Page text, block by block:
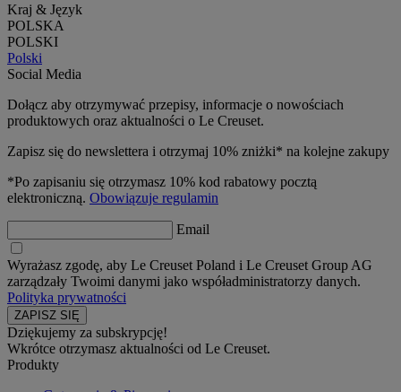
Kraj & Język
POLSKA
POLSKI
Polski
Social Media
Dołącz aby otrzymywać przepisy, informacje o nowościach
produktowych oraz aktualności o Le Creuset.
Zapisz się do newslettera i otrzymaj 10% zniżki* na kolejne zakupy
*Po zapisaniu się otrzymasz 10% kod rabatowy pocztą
elektroniczną. Obowiązuje regulamin
Email
Wyrażasz zgodę, aby Le Creuset Poland i Le Creuset Group AG
zarządzały Twoimi danymi jako współadministratorzy danych.
Polityka prywatności
Dziękujemy za subskrypcję!
Wkrótce otrzymasz aktualności od Le Creuset.
Produkty